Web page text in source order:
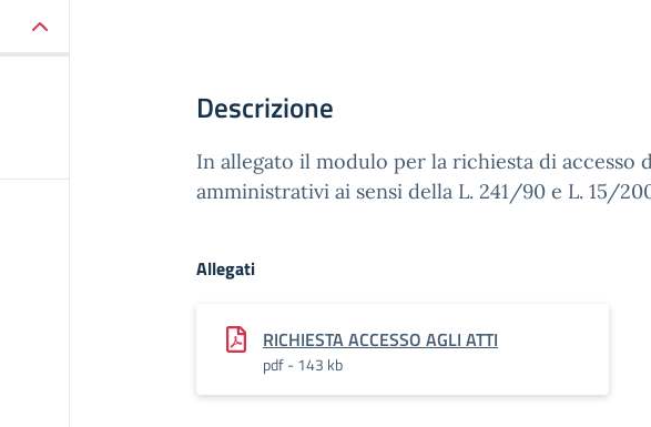
Descrizione
In allegato il modulo per la richiesta di accesso
amministrativi ai sensi della L. 241/90 e L. 15/
Allegati
RICHIESTA ACCESSO AGLI ATTI
pdf - 143 kb